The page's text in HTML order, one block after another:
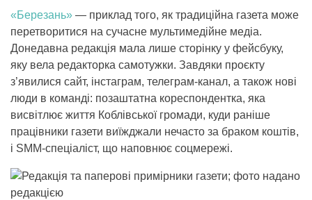
«Березань» — приклад того, як традиційна газета може
перетворитися на сучасне мультимедійне медіа.
Донедавна редакція мала лише сторінку у фейсбуку,
яку вела редакторка самотужки. Завдяки проєкту
з’явилися сайт, інстаграм, телеграм-канал, а також нові
люди в команді: позаштатна кореспондентка, яка
висвітлює життя Коблівської громади, куди раніше
працівники газети виїжджали нечасто за браком коштів,
і SMM-спеціаліст, що наповнює соцмережі.